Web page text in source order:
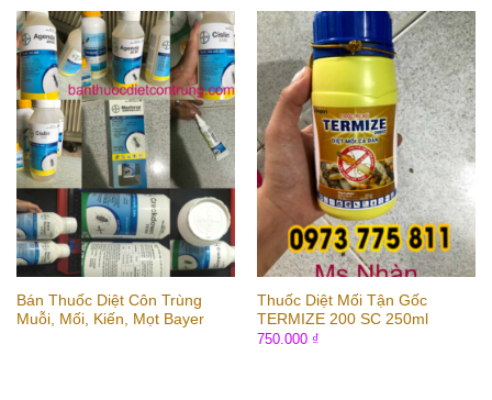
Bán Thuốc Diệt Côn Trùng
Muỗi, Mối, Kiến, Mọt Bayer
Thuốc Diệt Mối Tận Gốc
TERMIZE 200 SC 250ml
750.000 ₫